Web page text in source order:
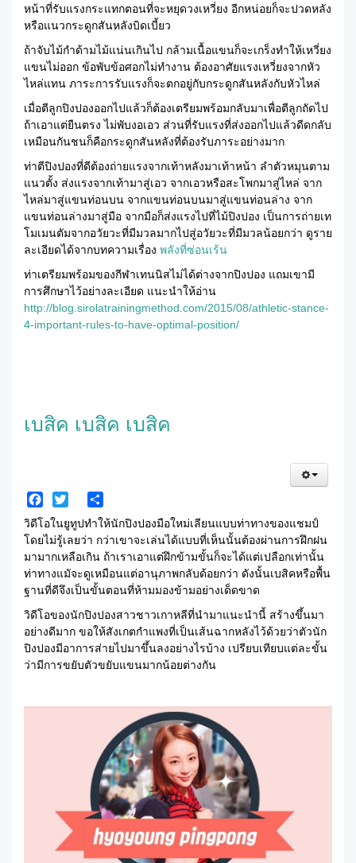
หน้าที่รับแรงกระแทกตอนที่จะหยุดวงเหวี่ยง อีกหน่อยก็จะปวดหลัง
หรือแนวกระดูกสันหลังบิดเบี้ยว
ถ้าจับไม้กำด้ามไม้แน่นเกินไป กล้ามเนื้อแขนก็จะเกร็งทำให้เหวี่ยง
แขนไม่ออก ข้อพับข้อศอกไม่ทำงาน ต้องอาศัยแรงเหวี่ยงจากหัว
ไหล่แทน ภาระการรับแรงก็จะตกอยู่กับกระดูกสันหลังกับหัวไหล่
เมื่อตีลูกปิงปองออกไปแล้วก็ต้องเตรียมพร้อมกลับมาเพื่อตีลูกถัดไป
ถ้าเอาแต่ยืนตรง ไม่พับงอเอว ส่วนที่รับแรงที่ส่งออกไปแล้วดีดกลับ
เหมือนกันชนก็คือกระดูกสันหลังที่ต้องรับภาระอย่างมาก
ท่าตีปิงปองที่ดีต้องถ่ายแรงจากเท้าหลังมาเท้าหน้า ลำตัวหมุนตาม
แนวตั้ง ส่งแรงจากเท้ามาสู่เอว จากเอวหรือสะโพกมาสู่ไหล่ จาก
ไหล่มาสู่แขนท่อนบน จากแขนท่อนบนมาสู่แขนท่อนล่าง จาก
แขนท่อนล่างมาสู่มือ จากมือก็ส่งแรงไปที่ไม้ปิงปอง เป็นการถ่ายเท
โมเมนตัมจากอวัยวะที่มีมวลมากไปสู่อวัยวะที่มีมวลน้อยกว่า ดูราย
ละเอียดได้จากบทความเรื่อง พลังที่ซ่อนเร้น
ท่าเตรียมพร้อมของกีฬาเทนนิสไม่ได้ต่างจากปิงปอง แถมเขามี
การศึกษาไว้อย่างละเอียด แนะนำให้อ่าน
http://blog.sirolatrainingmethod.com/2015/08/athletic-stance-
4-important-rules-to-have-optimal-position/
เบสิค เบสิค เบสิค
Facebook
Twitter Share
วิดีโอในยูทูปทำให้นักปิงปองมือใหม่เลียนแบบท่าทางของแชมป์
โดยไม่รู้เลยว่า กว่าเขาจะเล่นได้แบบที่เห็นนั้นต้องผ่านการฝึกฝน
มามากเหลือเกิน ถ้าเราเอาแต่ฝึกข้ามขั้นก็จะได้แต่เปลือกเท่านั้น
ท่าทางแมัจะดูเหมือนแต่อานุภาพกลับด้อยกว่า ดังนั้นเบสิคหรือพื้น
ฐานที่ดีจึงเป็นขั้นตอนที่ห้ามมองข้ามอย่างเด็ดขาด
วิดีโอของนักปิงปองสาวชาวเกาหลีที่นำมาแนะนำนี้ สร้างขึ้นมา
อย่างดีมาก ขอให้สังเกตกำแพงที่เป็นเส้นฉากหลังไว้ด้วยว่าตัวนัก
ปิงปองมีอาการส่ายไปมาขึ้นลงอย่างไรบ้าง เปรียบเทียบแต่ละขั้น
ว่ามีการขยับตัวขยับแขนมากน้อยต่างกัน